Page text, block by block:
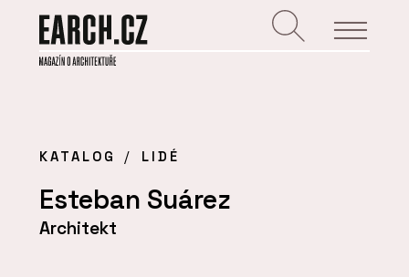
KATALOG LIDÉ
Esteban Suárez
Architekt